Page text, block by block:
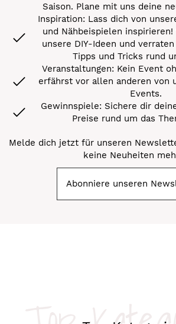
Saison. Plane mit uns deine
Inspiration: Lass dich von
und Nähbeispielen
unsere DIY-Ideen und
Tipps und Tricks rund
Veranstaltungen: Kein Event
erfährst vor allen anderen von
Events.
Gewinnspiele: Sichere dir
Preise rund um das
Melde dich jetzt für unseren
keine Neuheiten
Abonniere unseren